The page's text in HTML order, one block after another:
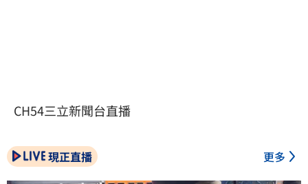
CH54三立新聞台直播
現正直播 更多